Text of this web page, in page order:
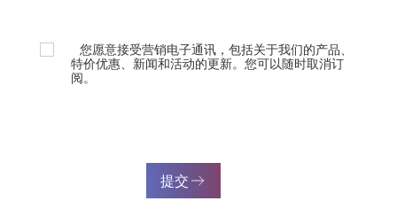
您愿意接受营销电子通讯，包括关于我们的产品、
特价优惠、新闻和活动的更新。您可以随时取消订
阅。
提交